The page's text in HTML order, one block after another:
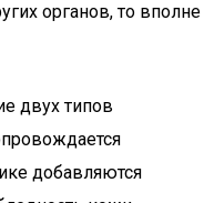
органов, то вполне
двух типов
добавляются